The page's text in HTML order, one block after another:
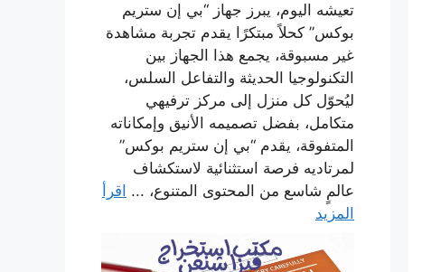
تعيشه اليوم، يبرز جهاز “بي إن ستريم
بوكس” كحلاً مبتكرًا يقدم تجربة مشاهدة
غير مسبوقة، يجمع هذا الجهاز بين
التكنولوجيا الحديثة والتفاعل السلس،
ليُحوّل كل منزل إلى مركز ترفيهي
متكامل، بفضل تصميمه الأنيق وإمكاناته
المتفوقة، يقدم “بي إن ستريم بوكس”
لمرتاديه فرصة استثنائية لاستكشاف
عالمٍ شاسع من المحتوى المتنوع، ... اقرأ
المزيد